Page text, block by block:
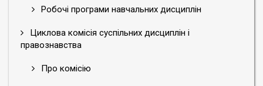
Робочі програми навчальних дисциплін
Циклова комісія суспільних дисциплін і
правознавства
Про комісію